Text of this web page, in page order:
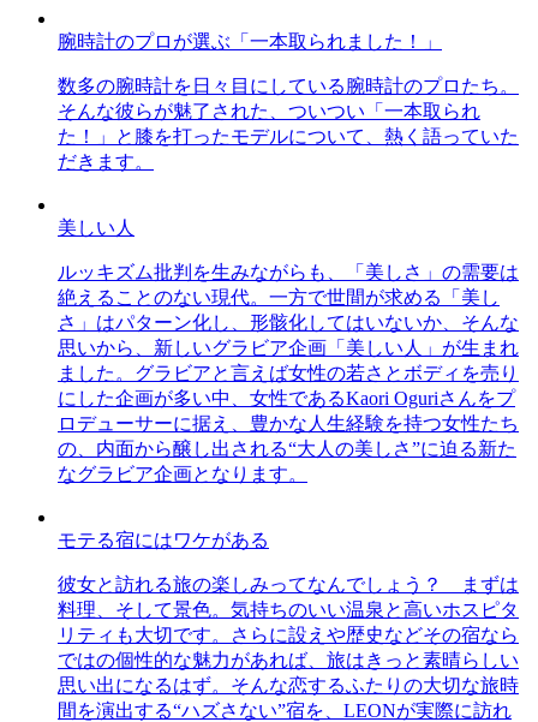
腕時計のプロが選ぶ「一本取られました！」
数多の腕時計を日々目にしている腕時計のプロたち。
そんな彼らが魅了された、ついつい「一本取られ
た！」と膝を打ったモデルについて、熱く語っていた
だきます。
美しい人
ルッキズム批判を生みながらも、「美しさ」の需要は
絶えることのない現代。一方で世間が求める「美し
さ」はパターン化し、形骸化してはいないか、そんな
思いから、新しいグラビア企画「美しい人」が生まれ
ました。グラビアと言えば女性の若さとボディを売り
にした企画が多い中、女性であるKaori Oguriさんをプ
ロデューサーに据え、豊かな人生経験を持つ女性たち
の、内面から醸し出される“大人の美しさ”に迫る新た
なグラビア企画となります。
モテる宿にはワケがある
彼女と訪れる旅の楽しみってなんでしょう？ まずは
料理、そして景色。気持ちのいい温泉と高いホスピタ
リティも大切です。さらに設えや歴史などその宿なら
ではの個性的な魅力があれば、旅はきっと素晴らしい
思い出になるはず。そんな恋するふたりの大切な旅時
間を演出する“ハズさない”宿を、LEONが実際に訪れ